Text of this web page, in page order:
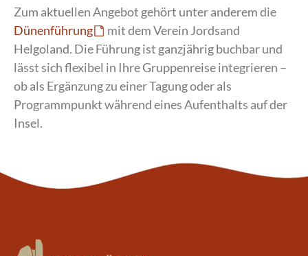
Zum aktuellen Angebot gehört unter anderem die
Dünenführung
mit dem Verein Jordsand
Helgoland. Die Führung ist ganzjährig buchbar und
lässt sich flexibel in Ihre Gruppenreise integrieren –
ob als Ergänzung zu einer Tagung oder als
Programmpunkt während eines Aufenthalts auf der
Insel.